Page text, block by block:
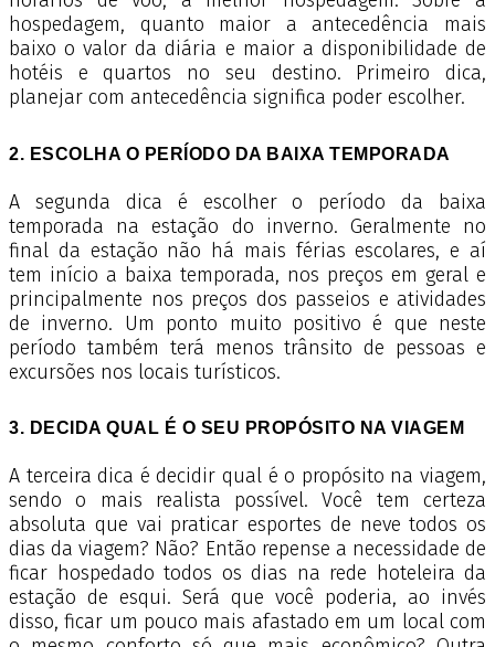
hospedagem, quanto maior a antecedência mais
baixo o valor da diária e maior a disponibilidade de
hotéis e quartos no seu destino. Primeiro dica,
planejar com antecedência significa poder escolher.
2. ESCOLHA O PERÍODO DA BAIXA TEMPORADA
A segunda dica é escolher o período da baixa
temporada na estação do inverno. Geralmente no
final da estação não há mais férias escolares, e aí
tem início a baixa temporada, nos preços em geral e
principalmente nos preços dos passeios e atividades
de inverno. Um ponto muito positivo é que neste
período também terá menos trânsito de pessoas e
excursões nos locais turísticos.
3. DECIDA QUAL É O SEU PROPÓSITO NA VIAGEM
A terceira dica é decidir qual é o propósito na viagem,
sendo o mais realista possível. Você tem certeza
absoluta que vai praticar esportes de neve todos os
dias da viagem? Não? Então repense a necessidade de
ficar hospedado todos os dias na rede hoteleira da
estação de esqui. Será que você poderia, ao invés
disso, ficar um pouco mais afastado em um local com